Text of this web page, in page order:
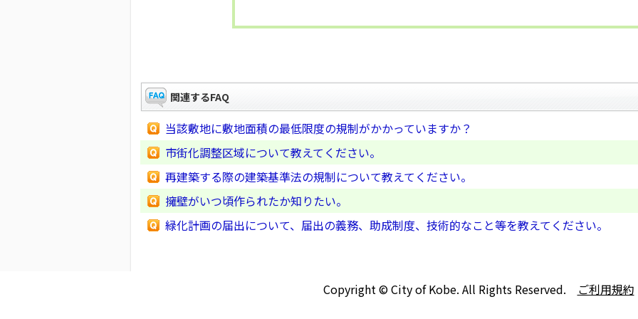
関連するFAQ
当該敷地に敷地面積の最低限度の規制がかかっていますか？
市街化調整区域について教えてください。
再建築する際の建築基準法の規制について教えてください。
擁壁がいつ頃作られたか知りたい。
緑化計画の届出について、届出の義務、助成制度、技術的なこと等を教えてください。
Copyright © City of Kobe. All Rights Reserved. ご利用規約